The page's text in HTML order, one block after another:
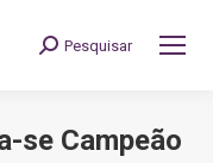
Search:
Pesquisar
se Campeão